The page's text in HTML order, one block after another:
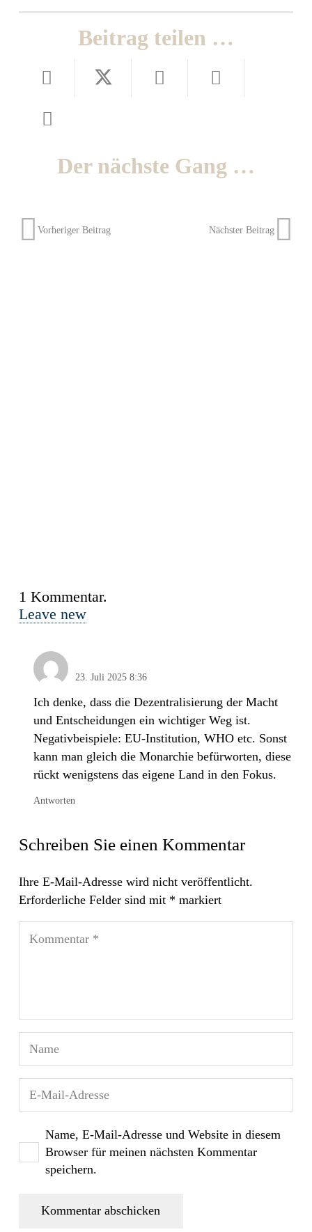
Beitrag teilen …
Der nächste Gang …
Vorheriger Beitrag Nächster Beitrag
1 Kommentar.
Leave new
23. Juli 2025 8:36
Ich denke, dass die Dezentralisierung der Macht
und Entscheidungen ein wichtiger Weg ist.
Negativbeispiele: EU-Institution, WHO etc. Sonst
kann man gleich die Monarchie befürworten, diese
rückt wenigstens das eigene Land in den Fokus.
Antworten
Schreiben Sie einen Kommentar
Ihre E-Mail-Adresse wird nicht veröffentlicht.
Erforderliche Felder sind mit * markiert
Name, E-Mail-Adresse und Website in diesem
Browser für meinen nächsten Kommentar
speichern.
Kommentar abschicken